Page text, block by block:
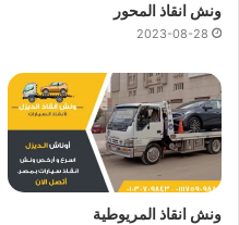
ونش انقاذ المحور
2023-08-28
ونش انقاذ المريوطية